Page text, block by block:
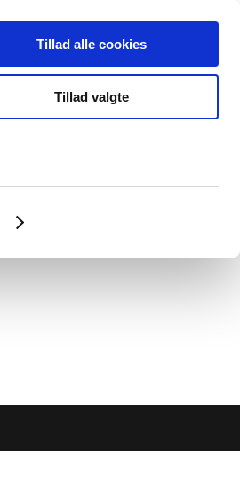
Tillad alle cookies
Tillad valgte
Kontakt